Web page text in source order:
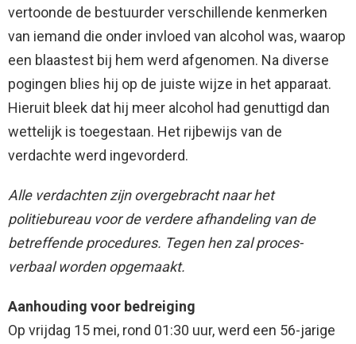
vertoonde de bestuurder verschillende kenmerken
van iemand die onder invloed van alcohol was, waarop
een blaastest bij hem werd afgenomen. Na diverse
pogingen blies hij op de juiste wijze in het apparaat.
Hieruit bleek dat hij meer alcohol had genuttigd dan
wettelijk is toegestaan. Het rijbewijs van de
verdachte werd ingevorderd.
Alle verdachten zijn overgebracht naar het
politiebureau voor de verdere afhandeling van de
betreffende procedures. Tegen hen zal proces-
verbaal worden opgemaakt.
Aanhouding voor bedreiging
Op vrijdag 15 mei, rond 01:30 uur, werd een 56-jarige